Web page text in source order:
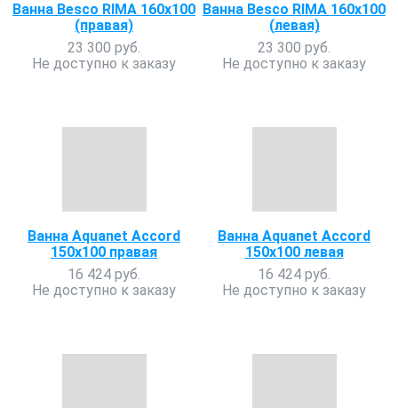
Ванна Besco RIMA 160х100
(правая)
23 300 руб.
Не доступно к заказу
Ванна Besco RIMA 160х100
(левая)
23 300 руб.
Не доступно к заказу
Ванна Aquanet Accord
150x100 правая
16 424 руб.
Не доступно к заказу
Ванна Aquanet Accord
150x100 левая
16 424 руб.
Не доступно к заказу